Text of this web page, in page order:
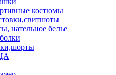
костюмы
нательное белье